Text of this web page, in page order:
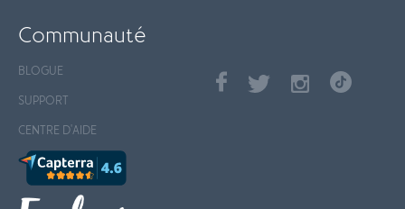
Communauté
BLOGUE
SUPPORT
CENTRE D'AIDE